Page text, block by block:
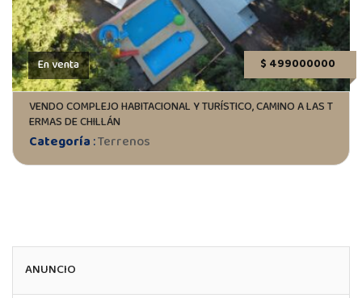
En venta $ 499000000
VENDO COMPLEJO HABITACIONAL Y TURÍSTICO, CAMINO A LAS T
ERMAS DE CHILLÁN
Categoría:Terrenos
ANUNCIO